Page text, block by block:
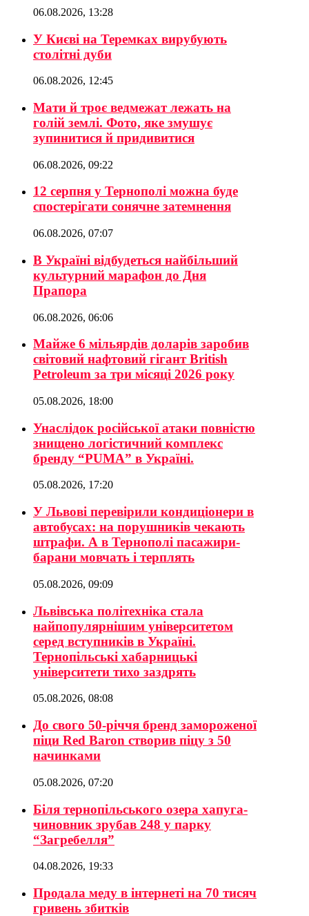
06.08.2026, 13:28
У Києві на Теремках вирубують
столітні дуби
06.08.2026, 12:45
Мати й троє ведмежат лежать на
голій землі. Фото, яке змушує
зупинитися й придивитися
06.08.2026, 09:22
12 серпня у Тернополі можна буде
спостерігати сонячне затемнення
06.08.2026, 07:07
В Україні відбудеться найбільший
культурний марафон до Дня
Прапора
06.08.2026, 06:06
Майже 6 мільярдів доларів заробив
світовий нафтовий гігант British
Petroleum за три місяці 2026 року
05.08.2026, 18:00
Унаслідок російської атаки повністю
знищено логістичний комплекс
бренду “PUMA” в Україні.
05.08.2026, 17:20
У Львові перевірили кондиціонери в
автобусах: на порушників чекають
штрафи. А в Тернополі пасажири-
барани мовчать і терплять
05.08.2026, 09:09
Львівська політехніка стала
найпопулярнішим університетом
серед вступників в Україні.
Тернопільські хабарницькі
університети тихо заздрять
05.08.2026, 08:08
До свого 50-річчя бренд замороженої
піци Red Baron створив піцу з 50
начинками
05.08.2026, 07:20
Біля тернопільського озера хапуга-
чиновник зрубав 248 у парку
“Загребелля”
04.08.2026, 19:33
Продала меду в інтернеті на 70 тисяч
гривень збитків